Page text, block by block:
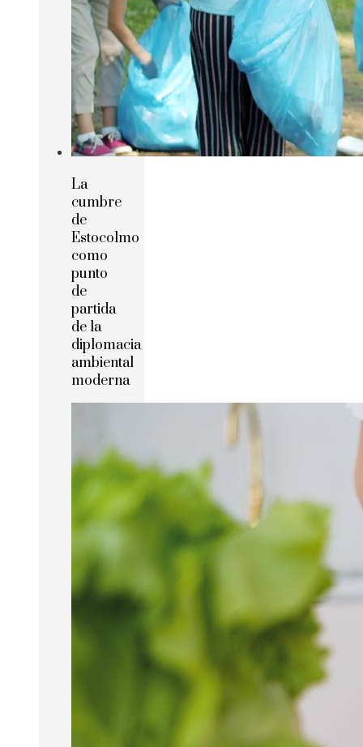
La
cumbre
de
Estocolmo
como
punto
de
partida
de la
diplomacia
ambiental
moderna